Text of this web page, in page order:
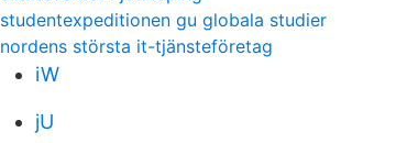
studentexpeditionen gu globala studier
nordens största it-tjänsteföretag
iW
jU